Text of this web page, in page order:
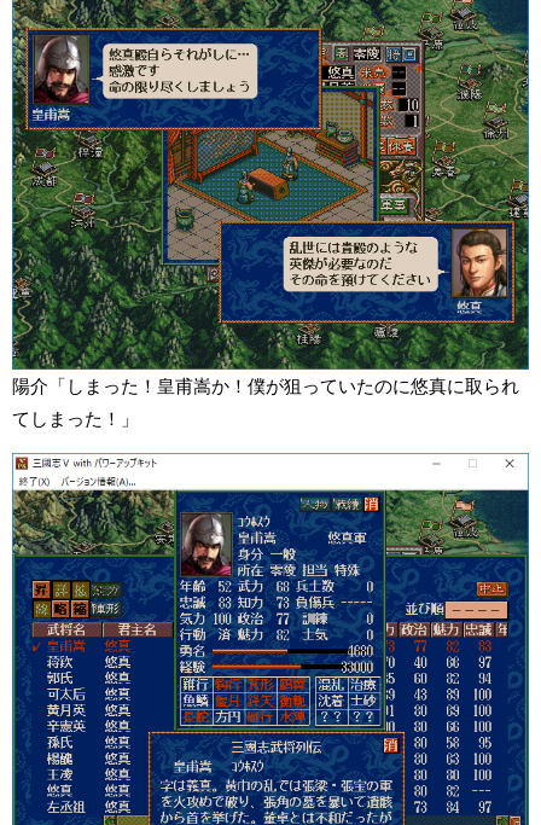
陽介「しまった！皇甫嵩か！僕が狙っていたのに悠真に取られ
てしまった！」